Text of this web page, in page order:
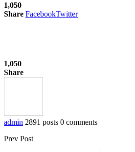
1,050
Share FacebookTwitter
1,050
Share
admin 2891 posts 0 comments
Prev Post